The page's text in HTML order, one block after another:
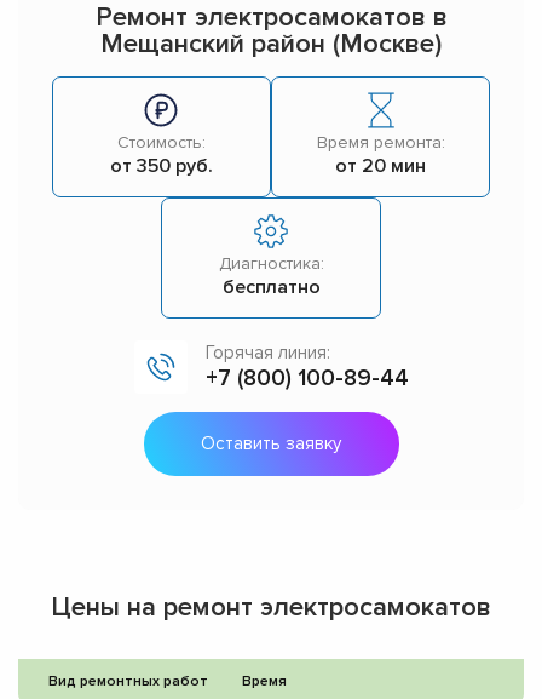
Ремонт электросамокатов в
Мещанский район (Москве)
Стоимость:
от 350 руб.
Время ремонта:
от 20 мин
Диагностика:
бесплатно
Горячая линия:
+7 (800) 100-89-44
Оставить заявку
Цены на ремонт электросамокатов
Вид ремонтных работ Время